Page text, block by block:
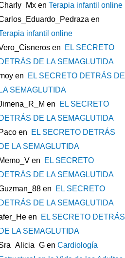
en Terapia infantil online
en
infantil online
en
EL SECRETO
DETRÁS DE LA SEMAGLUTIDA
en
EL SECRETO DETRÁS DE
LA SEMAGLUTIDA
en
EL SECRETO
DETRÁS DE LA SEMAGLUTIDA
Pacoen
EL SECRETO DETRÁS
DE LA SEMAGLUTIDA
Memo_Ven
EL SECRETO
DETRÁS DE LA SEMAGLUTIDA
en
EL SECRETO
DETRÁS DE LA SEMAGLUTIDA
en
EL SECRETO DETRÁS
DE LA SEMAGLUTIDA
en Cardiología